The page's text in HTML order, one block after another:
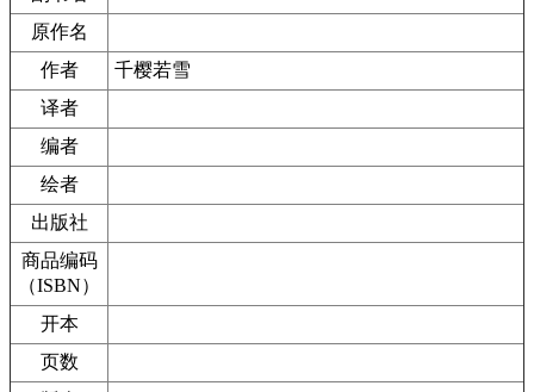
原作名
作者
千樱若雪
译者
编者
绘者
出版社
商品编码
（ISBN）
开本
页数